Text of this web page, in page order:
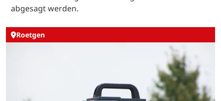
abgesagt werden.
Roetgen